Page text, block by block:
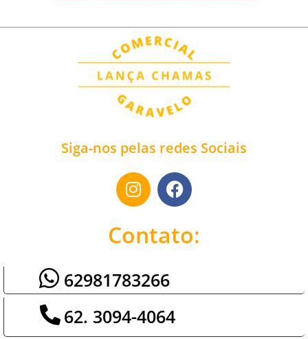
Siga-nos pelas redes Sociais
Contato:
62981783266
62. 3094-4064